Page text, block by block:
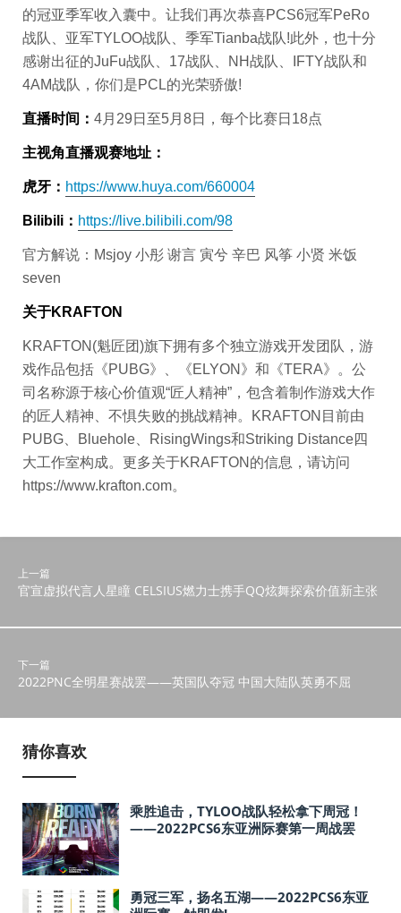
的冠亚季军收入囊中。让我们再次恭喜PCS6冠军PeRo
战队、亚军TYLOO战队、季军Tianba战队!此外，也十分
感谢出征的JuFu战队、17战队、NH战队、IFTY战队和
4AM战队，你们是PCL的光荣骄傲!
直播时间： 4月29日至5月8日，每个比赛日18点
主视角直播观赛地址：
虎牙： https://www.huya.com/660004
Bilibili： https://live.bilibili.com/98
官方解说：Msjoy 小彤 谢言 寅兮 辛巴 风筝 小贤 米饭
seven
关于KRAFTON
KRAFTON(魁匠团)旗下拥有多个独立游戏开发团队，游
戏作品包括《PUBG》、《ELYON》和《TERA》。公
司名称源于核心价值观“匠人精神”，包含着制作游戏大作
的匠人精神、不惧失败的挑战精神。KRAFTON目前由
PUBG、Bluehole、RisingWings和Striking Distance四
大工作室构成。更多关于KRAFTON的信息，请访问
https://www.krafton.com。
上一篇
官宣虚拟代言人星瞳 CELSIUS燃力士携手QQ炫舞探索价值新主张
下一篇
2022PNC全明星赛战罢——英国队夺冠 中国大陆队英勇不屈
猜你喜欢
乘胜追击，TYLOO战队轻松拿下周冠！
——2022PCS6东亚洲际赛第一周战罢
勇冠三军，扬名五湖——2022PCS6东亚